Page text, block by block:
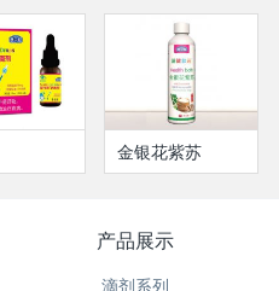
金银花紫苏
产品展示
滴剂系列